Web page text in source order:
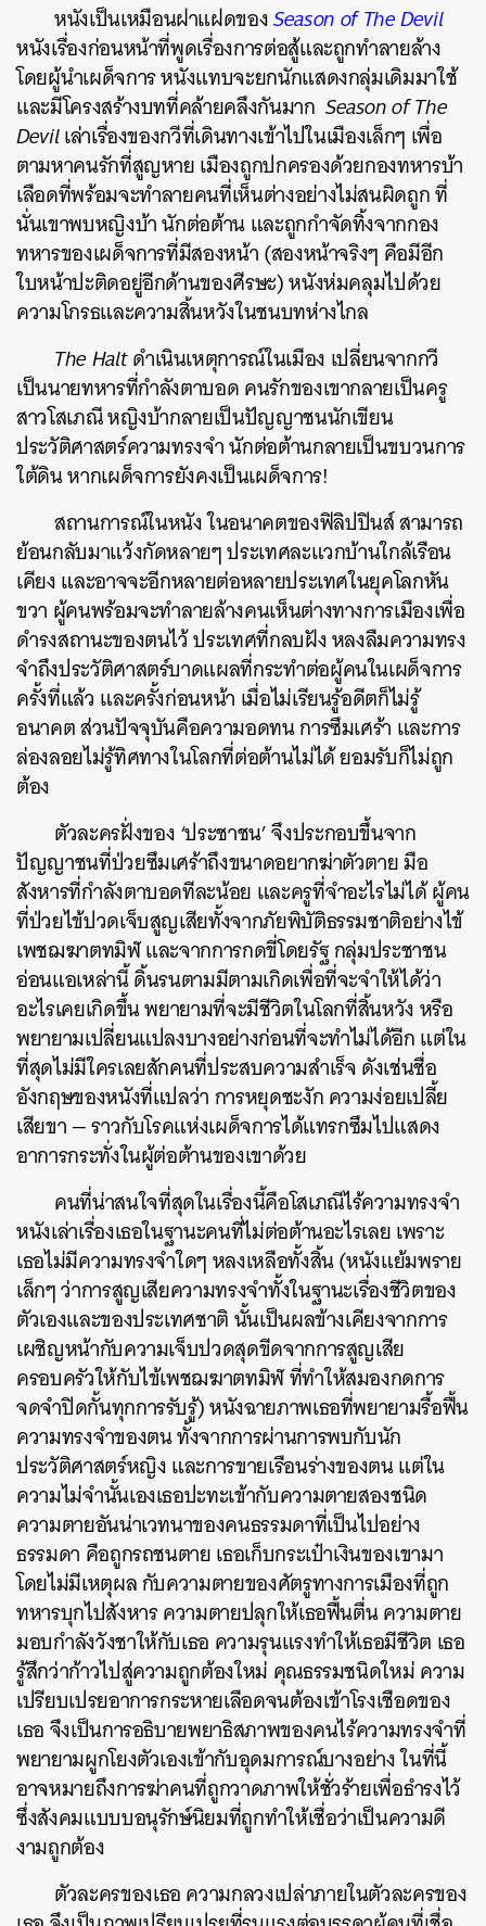
หนังเป็นเหมือนฝาแฝดของSeason of The Devil
หนังเรื่องก่อนหน้าที่พูดเรื่องการต่อสู้และถูกทำลายล้าง
โดยผู้นำเผด็จการ หนังแทบจะยกนักแสดงกลุ่มเดิมมาใช้
และมีโครงสร้างบทที่คล้ายคลึงกันมาก Season of The
Devilเล่าเรื่องของกวีที่เดินทางเข้าไปในเมืองเล็กๆ เพื่อ
ตามหาคนรักที่สูญหาย เมืองถูกปกครองด้วยกองทหารบ้า
เลือดที่พร้อมจะทำลายคนที่เห็นต่างอย่างไม่สนผิดถูก ที่
นั่นเขาพบหญิงบ้า นักต่อต้าน และถูกกำจัดทิ้งจากกอง
ทหารของเผด็จการที่มีสองหน้า (สองหน้าจริงๆ คือมีอีก
ใบหน้าปะติดอยู่อีกด้านของศีรษะ) หนังห่มคลุมไปด้วย
ความโกรธและความสิ้นหวังในชนบทห่างไกล
The Haltดำเนินเหตุการณ์ในเมือง เปลี่ยนจากกวี
เป็นนายทหารที่กำลังตาบอด คนรักของเขากลายเป็นครู
สาวโสเภณี หญิงบ้ากลายเป็นปัญญาชนนักเขียน
ประวัติศาสตร์ความทรงจำ นักต่อต้านกลายเป็นขบวนการ
ใต้ดิน หากเผด็จการยังคงเป็นเผด็จการ!
สถานการณ์ในหนัง ในอนาคตของฟิลิปปินส์ สามารถ
ย้อนกลับมาแว้งกัดหลายๆ ประเทศละแวกบ้านใกล้เรือน
เคียง และอาจจะอีกหลายต่อหลายประเทศในยุคโลกหัน
ขวา ผู้คนพร้อมจะทำลายล้างคนเห็นต่างทางการเมืองเพื่อ
ดำรงสถานะของตนไว้ ประเทศที่กลบฝัง หลงลืมความทรง
จำถึงประวัติศาสตร์บาดแผลที่กระทำต่อผู้คนในเผด็จการ
ครั้งที่แล้ว และครั้งก่อนหน้า เมื่อไม่เรียนรู้อดีตก็ไม่รู้
อนาคต ส่วนปัจจุบันคือความอดทน การซึมเศร้า และการ
ล่องลอยไม่รู้ทิศทางในโลกที่ต่อต้านไม่ได้ ยอมรับก็ไม่ถูก
ต้อง
ตัวละครฝั่งของ ‘ประชาชน’ จึงประกอบขึ้นจาก
ปัญญาชนที่ป่วยซึมเศร้าถึงขนาดอยากฆ่าตัวตาย มือ
สังหารที่กำลังตาบอดทีละน้อย และครูที่จำอะไรไม่ได้ ผู้คน
ที่ป่วยไข้ปวดเจ็บสูญเสียทั้งจากภัยพิบัติธรรมชาติอย่างไข้
เพชฌฆาตทมิฬ และจากการกดขี่โดยรัฐ กลุ่มประชาชน
อ่อนแอเหล่านี้ ดิ้นรนตามมีตามเกิดเพื่อที่จะจำให้ได้ว่า
อะไรเคยเกิดขึ้น พยายามที่จะมีชีวิตในโลกที่สิ้นหวัง หรือ
พยายามเปลี่ยนแปลงบางอย่างก่อนที่จะทำไม่ได้อีก แต่ใน
ที่สุดไม่มีใครเลยสักคนที่ประสบความสำเร็จ ดังเช่นชื่อ
อังกฤษของหนังที่แปลว่า การหยุดชะงัก ความง่อยเปลี้ย
เสียขา — ราวกับโรคแห่งเผด็จการได้แทรกซึมไปแสดง
อาการกระทั่งในผู้ต่อต้านของเขาด้วย
คนที่น่าสนใจที่สุดในเรื่องนี้คือโสเภณีไร้ความทรงจำ
หนังเล่าเรื่องเธอในฐานะคนที่ไม่ต่อต้านอะไรเลย เพราะ
เธอไม่มีความทรงจำใดๆ หลงเหลือทั้งสิ้น (หนังแย้มพราย
เล็กๆ ว่าการสูญเสียความทรงจำทั้งในฐานะเรื่องชีวิตของ
ตัวเองและของประเทศชาติ นั้นเป็นผลข้างเคียงจากการ
เผชิญหน้ากับความเจ็บปวดสุดขีดจากการสูญเสีย
ครอบครัวให้กับไข้เพชฌฆาตทมิฬ ที่ทำให้สมองกดการ
จดจำปิดกั้นทุกการรับรู้) หนังฉายภาพเธอที่พยายามรื้อฟื้น
ความทรงจำของตน ทั้งจากการผ่านการพบกับนัก
ประวัติศาสตร์หญิง และการขายเรือนร่างของตน แต่ใน
ความไม่จำนั้นเองเธอปะทะเข้ากับความตายสองชนิด
ความตายอันน่าเวทนาของคนธรรมดาที่เป็นไปอย่าง
ธรรมดา คือถูกรถชนตาย เธอเก็บกระเป๋าเงินของเขามา
โดยไม่มีเหตุผล กับความตายของศัตรูทางการเมืองที่ถูก
ทหารบุกไปสังหาร ความตายปลุกให้เธอฟื้นตื่น ความตาย
มอบกำลังวังชาให้กับเธอ ความรุนแรงทำให้เธอมีชีวิต เธอ
รู้สึกว่าก้าวไปสู่ความถูกต้องใหม่ คุณธรรมชนิดใหม่ ความ
เปรียบเปรยอาการกระหายเลือดจนต้องเข้าโรงเชือดของ
เธอ จึงเป็นการอธิบายพยาธิสภาพของคนไร้ความทรงจำที่
พยายามผูกโยงตัวเองเข้ากับอุดมการณ์บางอย่าง ในที่นี้
อาจหมายถึงการฆ่าคนที่ถูกวาดภาพให้ชั่วร้ายเพื่อธำรงไว้
ซึ่งสังคมแบบบอนุรักษ์นิยมที่ถูกทำให้เชื่อว่าเป็นความดี
งามถูกต้อง
ตัวละครของเธอ ความกลวงเปล่าภายในตัวละครของ
ค้นหา
SHARE TWEET LINE EMAIL